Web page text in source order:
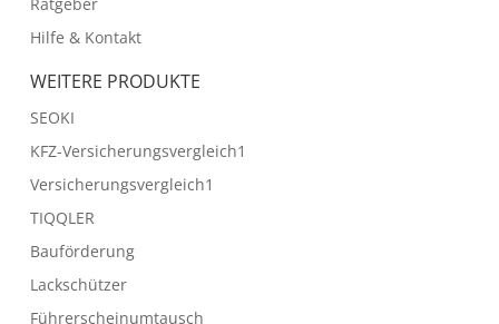
Hilfe & Kontakt
WEITERE PRODUKTE
SEOKI
KFZ-Versicherungsvergleich1
Versicherungsvergleich1
TIQQLER
Bauförderung
Lackschützer
Führerscheinumtausch